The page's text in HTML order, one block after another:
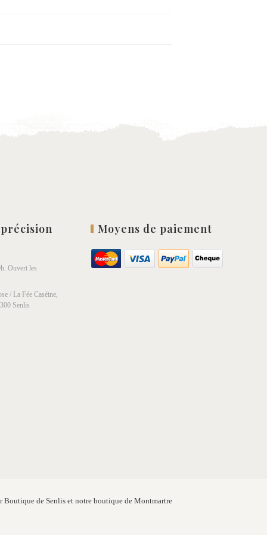
Ouvert les
/ La Fée Caséine,
Senlis
Moyens de paiement
Boutique de Senlis et notre boutique de Montmartre